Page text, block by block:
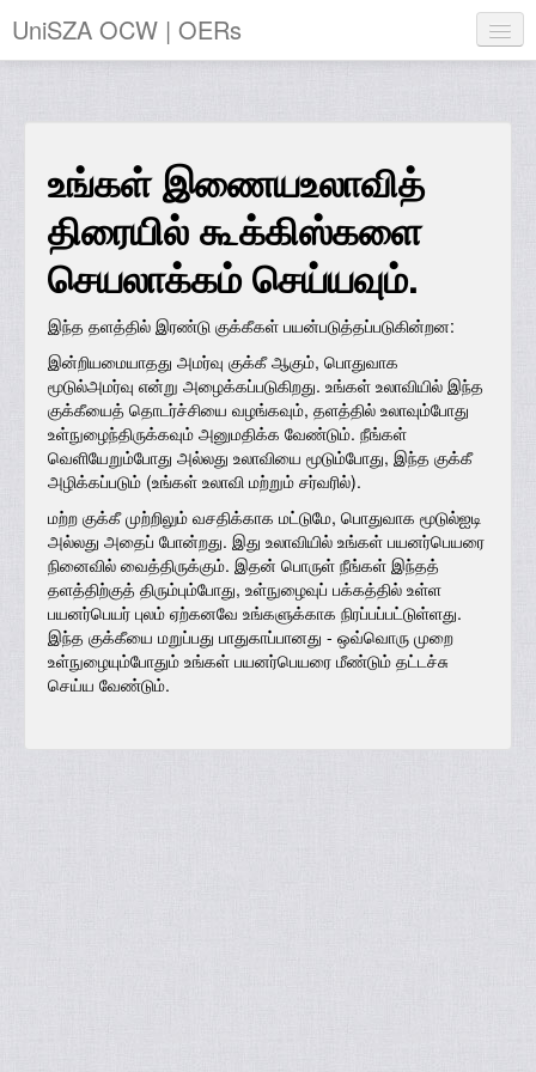
UniSZA OCW | OERs
e-Aduan
e-Learning Website
UniSZA Website
Tamil ‎(ta)‎
நீங்கள் இன்னும் உள்நுழைவு தொடங்கவில்லை (உள்நுழைய
உங்கள் இணையஉலாவித்
திரையில் கூக்கிஸ்களை
செயலாக்கம் செய்யவும்.
இந்த தளத்தில் இரண்டு குக்கீகள் பயன்படுத்தப்படுகின்றன:
இன்றியமையாதது அமர்வு குக்கீ ஆகும், பொதுவாக
மூடுல்அமர்வு என்று அழைக்கப்படுகிறது. உங்கள் உலாவியில் இந்த
குக்கீயைத் தொடர்ச்சியை வழங்கவும், தளத்தில் உலாவும்போது
உள்நுழைந்திருக்கவும் அனுமதிக்க வேண்டும். நீங்கள்
வெளியேறும்போது அல்லது உலாவியை மூடும்போது, இந்த குக்கீ
அழிக்கப்படும் (உங்கள் உலாவி மற்றும் சர்வரில்).
மற்ற குக்கீ முற்றிலும் வசதிக்காக மட்டுமே, பொதுவாக மூடுல்ஐடி
அல்லது அதைப் போன்றது. இது உலாவியில் உங்கள் பயனர்பெயரை
நினைவில் வைத்திருக்கும். இதன் பொருள் நீங்கள் இந்தத்
தளத்திற்குத் திரும்பும்போது, உள்நுழைவுப் பக்கத்தில் உள்ள
பயனர்பெயர் புலம் ஏற்கனவே உங்களுக்காக நிரப்பப்பட்டுள்ளது.
இந்த குக்கீயை மறுப்பது பாதுகாப்பானது - ஒவ்வொரு முறை
உள்நுழையும்போதும் உங்கள் பயனர்பெயரை மீண்டும் தட்டச்சு
செய்ய வேண்டும்.